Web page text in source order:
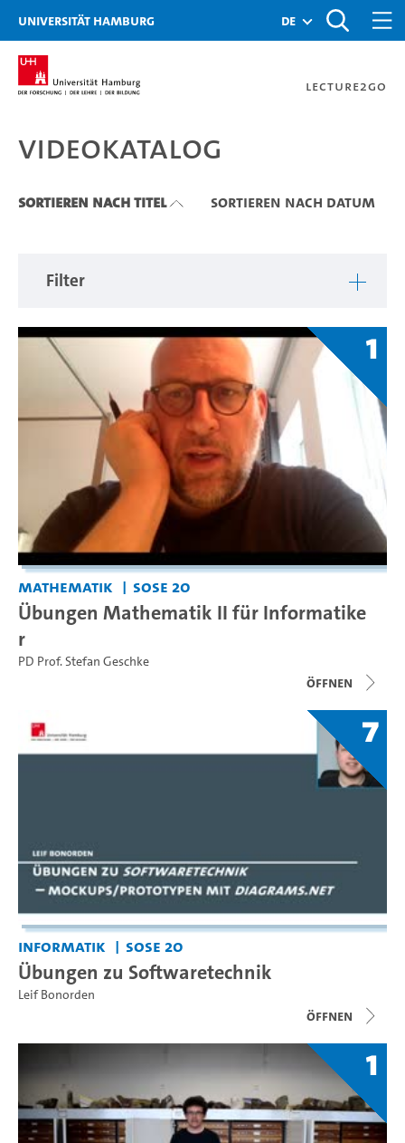
Zu den Filtern
Zur Metanavigation
Zur Hauptnavigation
Zur Suche
Zum Inhalt
Zum Seitenfuss
Universität Hamburg de
Lecture2Go
Videokatalog
Videokatalog
Sortieren nach Titel Sortieren nach Datum
Filter
1
Mathematik SoSe 20
Übungen Mathematik II für Informatike
r
PD Prof. Stefan Geschke
Öffnen
7
Informatik SoSe 20
Übungen zu Softwaretechnik
Leif Bonorden
Öffnen
1